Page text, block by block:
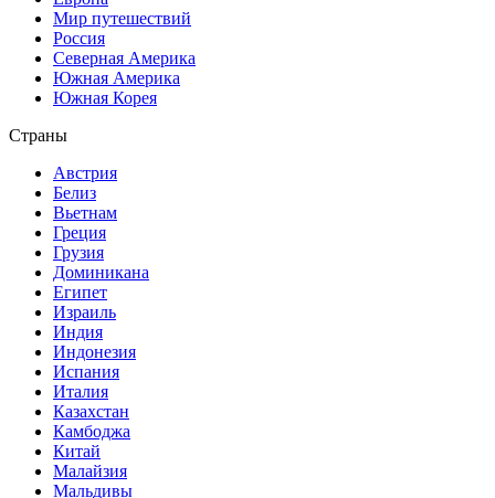
Мир путешествий
Россия
Северная Америка
Южная Америка
Южная Корея
Страны
Австрия
Белиз
Вьетнам
Греция
Грузия
Доминикана
Египет
Израиль
Индия
Индонезия
Испания
Италия
Казахстан
Камбоджа
Китай
Малайзия
Мальдивы